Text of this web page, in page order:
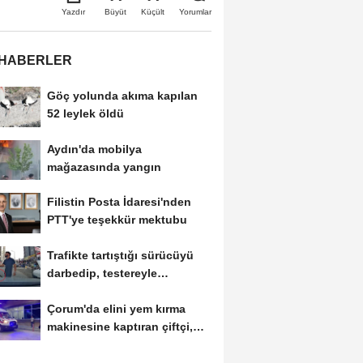
Yazdır Büyüt Küçült Yorumlar
Göç yolunda akıma kapılan
52 leylek öldü
Aydın'da mobilya
mağazasında yangın
Filistin Posta İdaresi'nden
PTT'ye teşekkür mektubu
Trafikte tartıştığı sürücüyü
darbedip, testereyle
Çorum'da elini yem kırma
makinesine kaptıran çiftçi,